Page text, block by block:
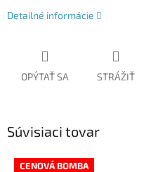
Detailné informácie
OPÝTAŤ SA STRÁŽIŤ
Súvisiaci tovar
CENOVÁ BOMBA